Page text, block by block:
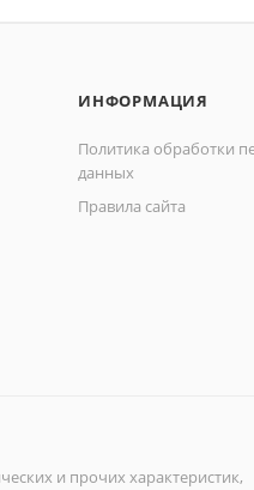
ИНФОРМАЦИЯ
Политика обработки
данных
Правила сайта
и прочих характеристик,